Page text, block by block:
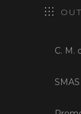
C. M.
SMAS